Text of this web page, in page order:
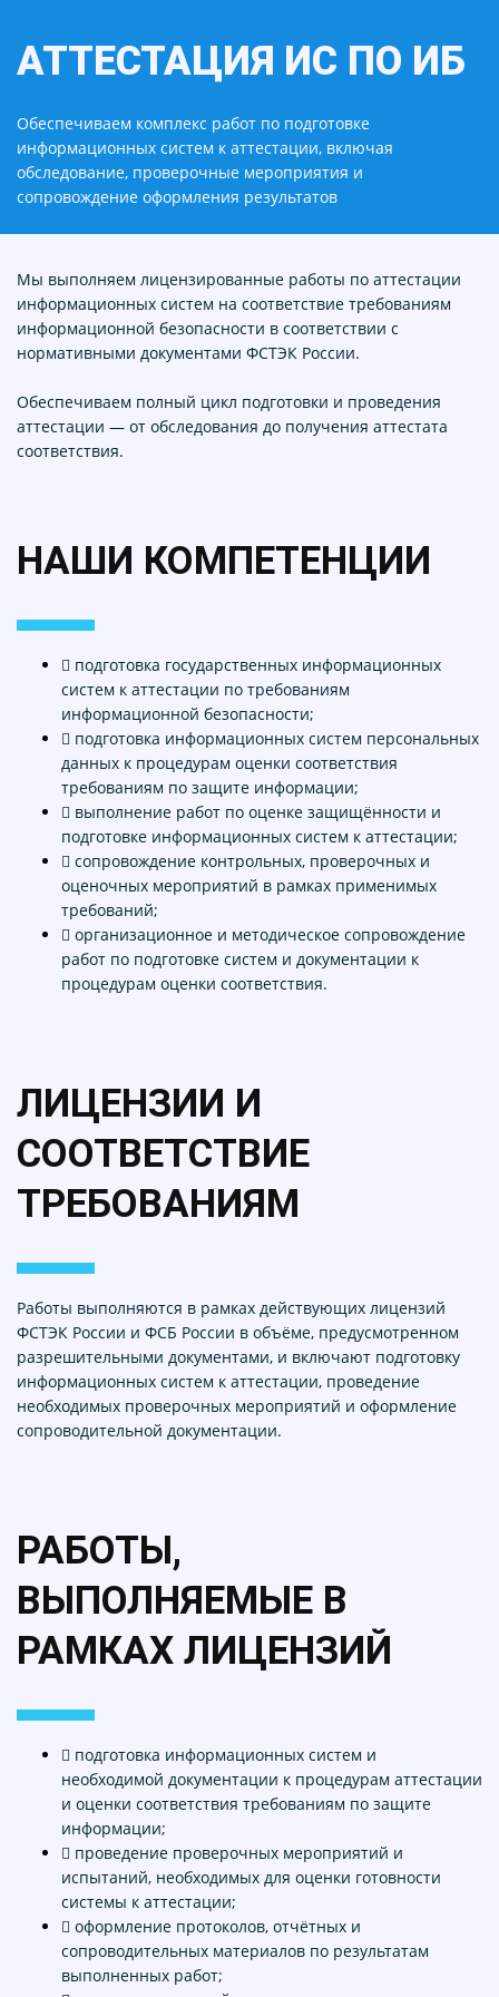
АТТЕСТАЦИЯ ИС ПО ИБ
Обеспечиваем комплекс работ по подготовке
информационных систем к аттестации, включая
обследование, проверочные мероприятия и
сопровождение оформления результатов
Мы выполняем лицензированные работы по аттестации
информационных систем на соответствие требованиям
информационной безопасности в соответствии с
нормативными документами ФСТЭК России.
Обеспечиваем полный цикл подготовки и проведения
аттестации — от обследования до получения аттестата
соответствия.
НАШИ КОМПЕТЕНЦИИ
 подготовка государственных информационных
систем к аттестации по требованиям
информационной безопасности;
 подготовка информационных систем персональных
данных к процедурам оценки соответствия
требованиям по защите информации;
 выполнение работ по оценке защищённости и
подготовке информационных систем к аттестации;
 сопровождение контрольных, проверочных и
оценочных мероприятий в рамках применимых
требований;
 организационное и методическое сопровождение
работ по подготовке систем и документации к
процедурам оценки соответствия.
ЛИЦЕНЗИИ И
СООТВЕТСТВИЕ
ТРЕБОВАНИЯМ
Работы выполняются в рамках действующих лицензий
ФСТЭК России и ФСБ России в объёме, предусмотренном
разрешительными документами, и включают подготовку
информационных систем к аттестации, проведение
необходимых проверочных мероприятий и оформление
сопроводительной документации.
РАБОТЫ,
ВЫПОЛНЯЕМЫЕ В
РАМКАХ ЛИЦЕНЗИЙ
 подготовка информационных систем и
необходимой документации к процедурам аттестации
и оценки соответствия требованиям по защите
информации;
 проведение проверочных мероприятий и
испытаний, необходимых для оценки готовности
системы к аттестации;
 оформление протоколов, отчётных и
сопроводительных материалов по результатам
выполненных работ;